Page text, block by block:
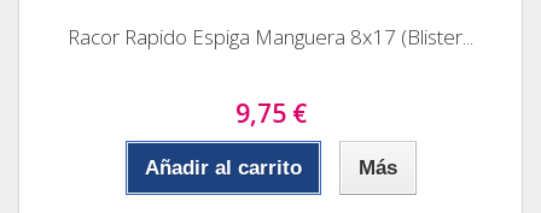
Racor Rapido Espiga Manguera 8x17 (Blister...
9,75 €
Añadir al carrito Más